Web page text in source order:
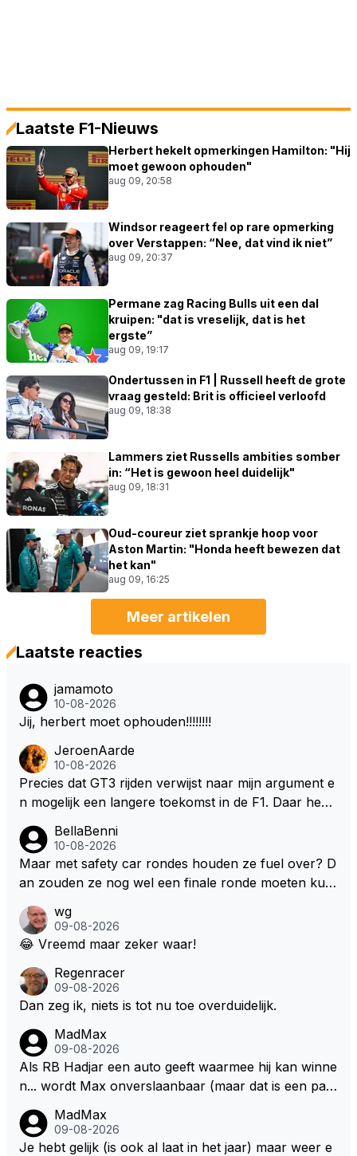
Laatste F1-Nieuws
Herbert hekelt opmerkingen Hamilton: "Hij
moet gewoon ophouden"
aug 09, 20:58
Windsor reageert fel op rare opmerking
over Verstappen: “Nee, dat vind ik niet”
aug 09, 20:37
Permane zag Racing Bulls uit een dal
kruipen: "dat is vreselijk, dat is het
ergste”
aug 09, 19:17
Ondertussen in F1 | Russell heeft de grote
vraag gesteld: Brit is officieel verloofd
aug 09, 18:38
Lammers ziet Russells ambities somber
in: “Het is gewoon heel duidelijk"
aug 09, 18:31
Oud-coureur ziet sprankje hoop voor
Aston Martin: "Honda heeft bewezen dat
het kan"
aug 09, 16:25
Meer artikelen
Laatste reacties
jamamoto
10-08-2026
Jij, herbert moet ophouden!!!!!!!!
JeroenAarde
10-08-2026
Precies dat GT3 rijden verwijst naar mijn argument e
n mogelijk een langere toekomst in de F1. Daar heeft
erademing was. Dit zou in de F1 bij elke race moeten
zijn. Stel de auto's worden zoals ik omschreef en M
ax kan helemaal los gaan met zijn talenten, dan zie i
en na het volgende kontrakt.
BellaBenni
10-08-2026
Maar met safety car rondes houden ze fuel over? D
an zouden ze nog wel een finale ronde moeten kun
wg
09-08-2026
😂 Vreemd maar zeker waar!
Regenracer
09-08-2026
Dan zeg ik, niets is tot nu toe overduidelijk.
MadMax
09-08-2026
Als RB Hadjar een auto geeft waarmee hij kan winne
n... wordt Max onverslaanbaar (maar dat is een par
MadMax
09-08-2026
Je hebt gelijk (is ook al laat in het jaar) maar weer e